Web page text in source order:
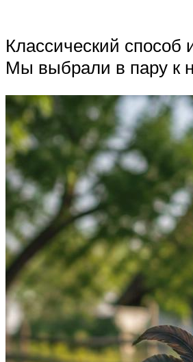
Классический способ
Мы выбрали в пару к